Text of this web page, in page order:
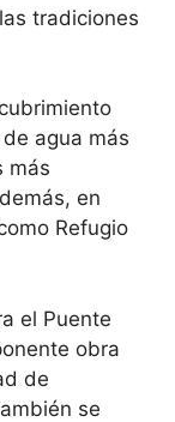
tradiciones
agua más
más
en
Refugio
el Puente
obra
de
se